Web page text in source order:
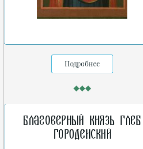
Подробнее
Благоверный князь Глеб
Городенский